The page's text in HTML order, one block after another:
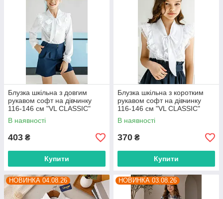
Блузка шкільна з довгим
рукавом софт на дівчинку
116-146 см "VL CLASSIC"
недорого від прямого
постачальника
В наявності
403 ₴
Купити
Блузка шкільна з коротким
рукавом софт на дівчинку
116-146 см "VL CLASSIC"
недорого від прямого
постачальника
В наявності
370 ₴
Купити
НОВИНКА 04.08.26 НОВИНКА 03.08.26